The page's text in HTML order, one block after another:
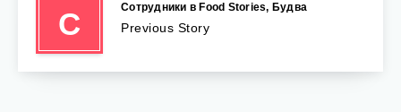
С Сотрудники в Food Stories, Будва
Previous Story